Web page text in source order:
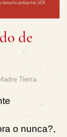
de
Tierra.
o nunca?,